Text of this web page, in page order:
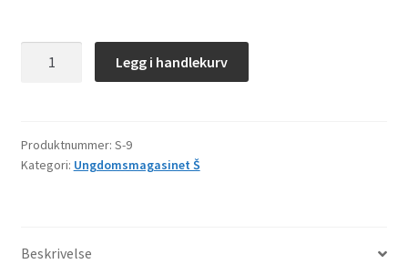
Legg i handlekurv
Produktnummer: S-9
Kategori: Ungdomsmagasinet Š
Beskrivelse